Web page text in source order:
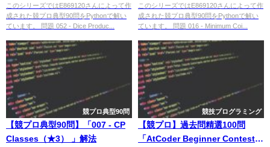
このシリーズではE869120さんによって作
成された競プロ典型90問をPythonで解い
ています。 問題 052 - Dice Produc...
このシリーズではE869120さんによって作
成された競プロ典型90問をPythonで解い
ています。 問題 016 - Minimum Coi...
競プロ典型90問
【競プロ典型90問】「007 - CP
Classes（★3） 」解法
競技プログラミング
【競プロ】過去問精選100問
「AtCoder Beginner Contest